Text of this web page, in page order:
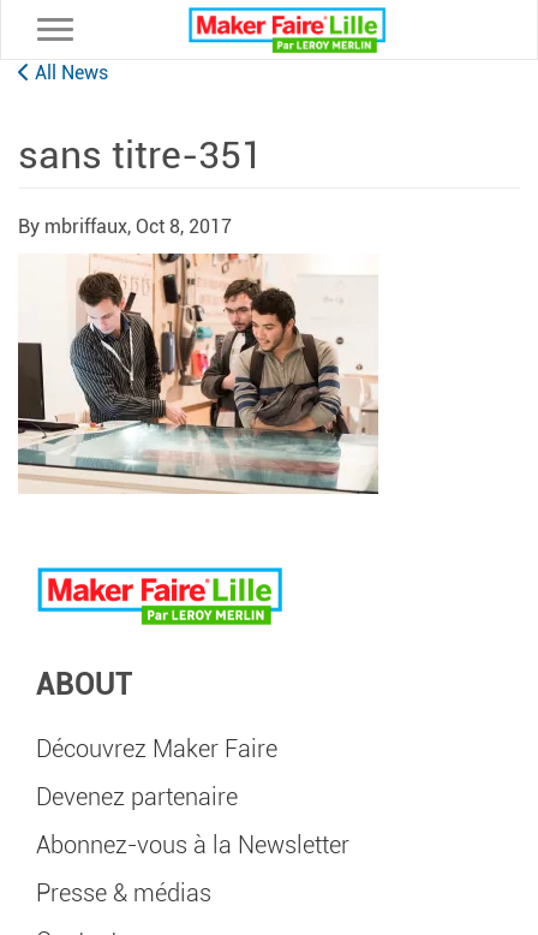
Toggle navigation
All News
sans titre-351
By mbriffaux, Oct 8, 2017
ABOUT
Découvrez Maker Faire
Devenez partenaire
Abonnez-vous à la Newsletter
Presse & médias